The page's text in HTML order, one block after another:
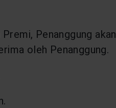
Penanggung akan
oleh Penanggung.